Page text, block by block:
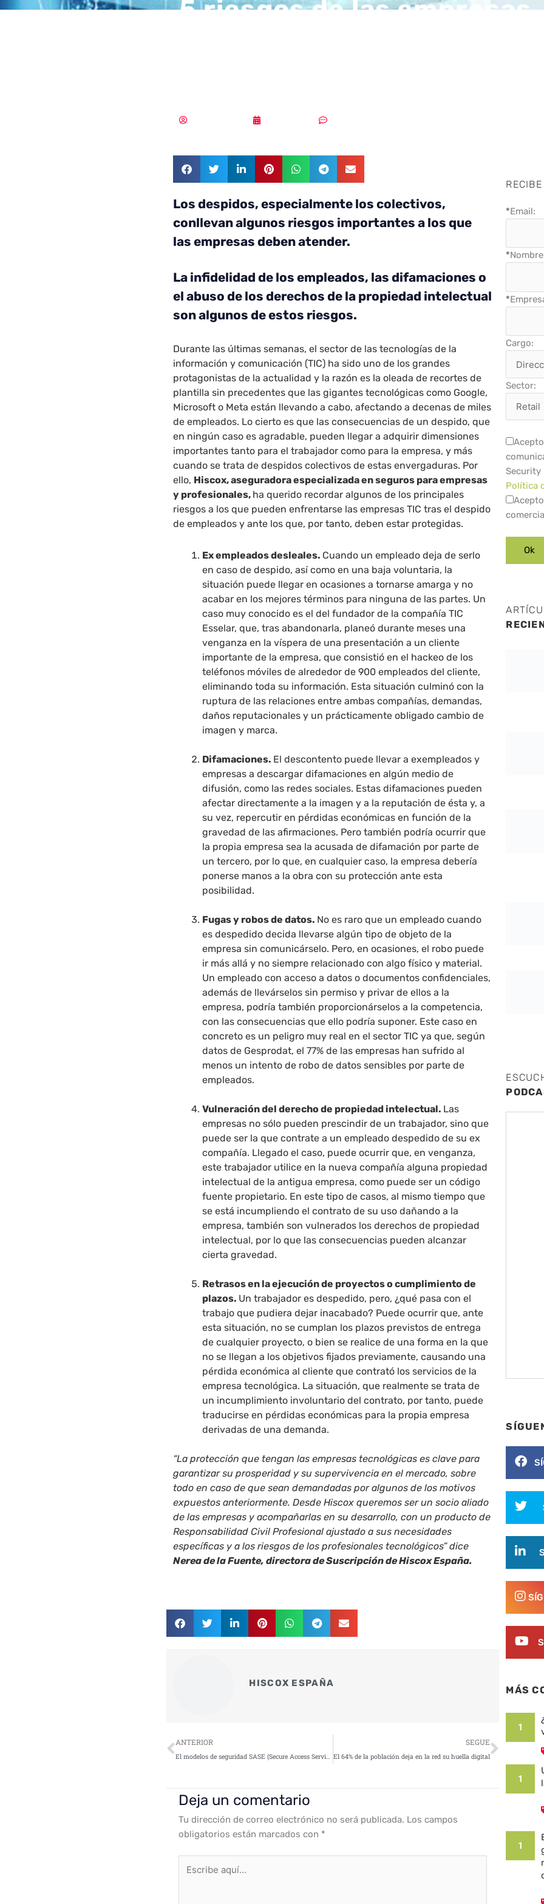
5 riesgos de las empresas
Los despidos, especialmente los colectivos,
conllevan algunos riesgos importantes a los que
las empresas deben atender.
La infidelidad de los empleados, las difamaciones o
el abuso de los derechos de la propiedad intelectual
son algunos de estos riesgos.
Durante las últimas semanas, el sector de las tecnologías de la
información y comunicación (TIC) ha sido uno de los grandes
protagonistas de la actualidad y la razón es la oleada de recortes de
plantilla sin precedentes que las gigantes tecnológicas como Google,
Microsoft o Meta están llevando a cabo, afectando a decenas de miles
de empleados. Lo cierto es que las consecuencias de un despido, que
en ningún caso es agradable, pueden llegar a adquirir dimensiones
importantes tanto para el trabajador como para la empresa, y más
cuando se trata de despidos colectivos de estas envergaduras. Por
ello, Hiscox, aseguradora especializada en seguros para empresas
y profesionales, ha querido recordar algunos de los principales
riesgos a los que pueden enfrentarse las empresas TIC tras el despido
de empleados y ante los que, por tanto, deben estar protegidas.
Ex empleados desleales. Cuando un empleado deja de serlo
en caso de despido, así como en una baja voluntaria, la
situación puede llegar en ocasiones a tornarse amarga y no
acabar en los mejores términos para ninguna de las partes. Un
caso muy conocido es el del fundador de la compañía TIC
Esselar, que, tras abandonarla, planeó durante meses una
venganza en la víspera de una presentación a un cliente
importante de la empresa, que consistió en el hackeo de los
teléfonos móviles de alrededor de 900 empleados del cliente,
eliminando toda su información. Esta situación culminó con la
ruptura de las relaciones entre ambas compañías, demandas,
daños reputacionales y un prácticamente obligado cambio de
imagen y marca.
Difamaciones. El descontento puede llevar a exempleados y
empresas a descargar difamaciones en algún medio de
difusión, como las redes sociales. Estas difamaciones pueden
afectar directamente a la imagen y a la reputación de ésta y, a
su vez, repercutir en pérdidas económicas en función de la
gravedad de las afirmaciones. Pero también podría ocurrir que
la propia empresa sea la acusada de difamación por parte de
un tercero, por lo que, en cualquier caso, la empresa debería
ponerse manos a la obra con su protección ante esta
posibilidad.
Fugas y robos de datos. No es raro que un empleado cuando
es despedido decida llevarse algún tipo de objeto de la
empresa sin comunicárselo. Pero, en ocasiones, el robo puede
ir más allá y no siempre relacionado con algo físico y material.
Un empleado con acceso a datos o documentos confidenciales,
además de llevárselos sin permiso y privar de ellos a la
empresa, podría también proporcionárselos a la competencia,
con las consecuencias que ello podría suponer. Este caso en
concreto es un peligro muy real en el sector TIC ya que, según
datos de Gesprodat, el 77% de las empresas han sufrido al
menos un intento de robo de datos sensibles por parte de
empleados.
Vulneración del derecho de propiedad intelectual. Las
empresas no sólo pueden prescindir de un trabajador, sino que
puede ser la que contrate a un empleado despedido de su ex
compañía. Llegado el caso, puede ocurrir que, en venganza,
este trabajador utilice en la nueva compañía alguna propiedad
intelectual de la antigua empresa, como puede ser un código
fuente propietario. En este tipo de casos, al mismo tiempo que
se está incumpliendo el contrato de su uso dañando a la
empresa, también son vulnerados los derechos de propiedad
intelectual, por lo que las consecuencias pueden alcanzar
cierta gravedad.
Retrasos en la ejecución de proyectos o cumplimiento de
plazos. Un trabajador es despedido, pero, ¿qué pasa con el
trabajo que pudiera dejar inacabado? Puede ocurrir que, ante
esta situación, no se cumplan los plazos previstos de entrega
de cualquier proyecto, o bien se realice de una forma en la que
no se llegan a los objetivos fijados previamente, causando una
pérdida económica al cliente que contrató los servicios de la
empresa tecnológica. La situación, que realmente se trata de
un incumplimiento involuntario del contrato, por tanto, puede
traducirse en pérdidas económicas para la propia empresa
derivadas de una demanda.
“La protección que tengan las empresas tecnológicas es clave para
garantizar su prosperidad y su supervivencia en el mercado, sobre
todo en caso de que sean demandadas por algunos de los motivos
expuestos anteriormente. Desde Hiscox queremos ser un socio aliado
de las empresas y acompañarlas en su desarrollo, con un producto de
Responsabilidad Civil Profesional ajustado a sus necesidades
específicas y a los riesgos de los profesionales tecnológicos” dice
Nerea de la Fuente, directora de Suscripción de Hiscox España.
HISCOX ESPAÑA
Ant
ANTERIOR
El modelos de seguridad SASE (Secure Access Service Edge) en constante crecimiento
SEGUE
El 64% de la población deja en la red su huella digital
Deja un comentario
Tu dirección de correo electrónico no será publicada. Los campos
obligatorios están marcados con *
aquí...
*Email:
*
*
Cargo:
Sector:
Security
Política
MÁS
1
1
1